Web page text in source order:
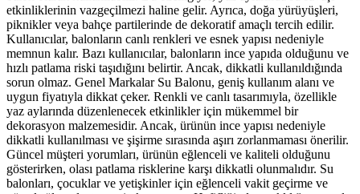
etkinliklerinin vazgeçilmezi haline gelir. Ayrıca, doğa yürüyüşleri,
piknikler veya bahçe partilerinde de dekoratif amaçlı tercih edilir.
Kullanıcılar, balonların canlı renkleri ve esnek yapısı nedeniyle
memnun kalır. Bazı kullanıcılar, balonların ince yapıda olduğunu ve
hızlı patlama riski taşıdığını belirtir. Ancak, dikkatli kullanıldığında
sorun olmaz. Genel Markalar Su Balonu, geniş kullanım alanı ve
uygun fiyatıyla dikkat çeker. Renkli ve canlı tasarımıyla, özellikle
yaz aylarında düzenlenecek etkinlikler için mükemmel bir
dekorasyon malzemesidir. Ancak, ürünün ince yapısı nedeniyle
dikkatli kullanılması ve şişirme sırasında aşırı zorlanmaması önerilir.
Güncel müşteri yorumları, ürünün eğlenceli ve kaliteli olduğunu
gösterirken, olası patlama risklerine karşı dikkatli olunmalıdır. Su
balonları, çocuklar ve yetişkinler için eğlenceli vakit geçirme ve